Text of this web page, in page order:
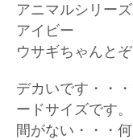
アニマルシリー
アイビー
ウサギちゃんとぞ
デカいです・・
ードサイズです。
間がない・・・何